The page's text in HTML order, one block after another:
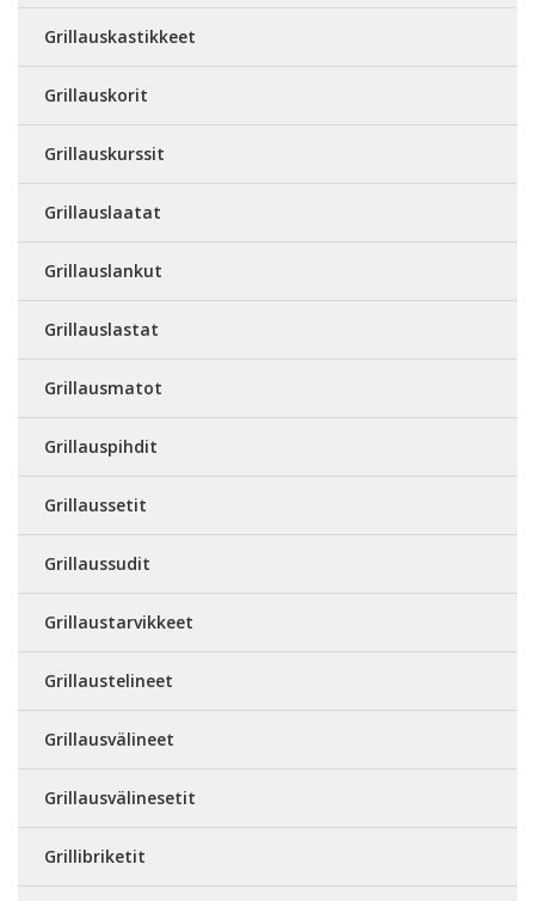
Grillauskastikkeet
Grillauskorit
Grillauskurssit
Grillauslaatat
Grillauslankut
Grillauslastat
Grillausmatot
Grillauspihdit
Grillaussetit
Grillaussudit
Grillaustarvikkeet
Grillaustelineet
Grillausvälineet
Grillausvälinesetit
Grillibriketit